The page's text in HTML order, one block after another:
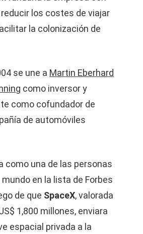
los costes de viajar
la colonización de
se une a Martin Eberhard
como inversor y
como cofundador de
de automóviles
como una de las personas
en la lista de Forbes
de que SpaceX, valorada
1,800 millones, enviara
espacial privada a la